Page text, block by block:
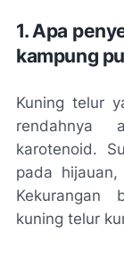
1. Apa
kampung
Kuning telur
rendahnya
karotenoid.
pada
Kekurangan
kuning telur